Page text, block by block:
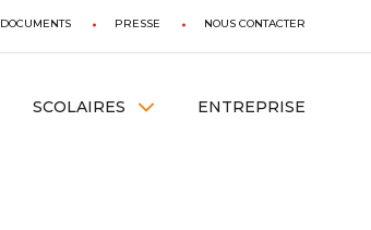
DOCUMENTS PRESSE NOUS CONTACTER
SCOLAIRES ENTREPRISE